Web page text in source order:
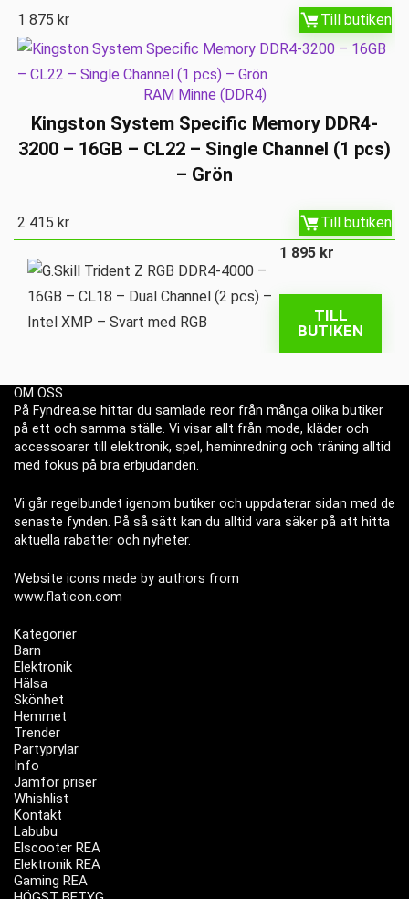
1 875kr Till butiken
RAM Minne (DDR4)
Kingston System Specific Memory DDR4-
3200 – 16GB – CL22 – Single Channel (1 pcs)
– Grön
2 415kr
Till butiken
1 895 kr
TILL
BUTIKEN
OM OSS
På Fyndrea.se hittar du samlade reor från många olika butiker
på ett och samma ställe. Vi visar allt från mode, kläder och
accessoarer till elektronik, spel, heminredning och träning alltid
med fokus på bra erbjudanden.
Vi går regelbundet igenom butiker och uppdaterar sidan med de
senaste fynden. På så sätt kan du alltid vara säker på att hitta
aktuella rabatter och nyheter.
Website icons made by authors from
www.flaticon.com
Kategorier
Barn
Elektronik
Hälsa
Skönhet
Hemmet
Trender
Partyprylar
Info
Jämför priser
Whishlist
Kontakt
Labubu
Elscooter REA
Elektronik REA
Gaming REA